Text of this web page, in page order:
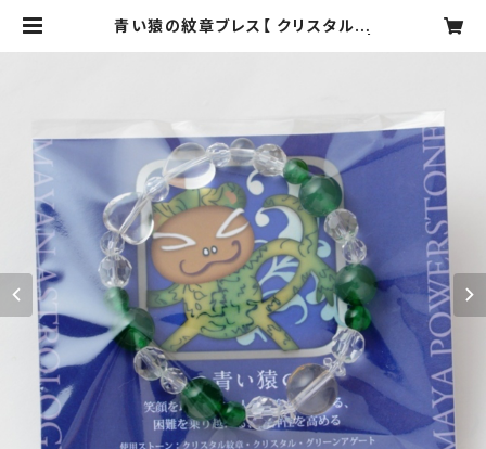
青い猿の紋章ブレス【 クリスタル紋